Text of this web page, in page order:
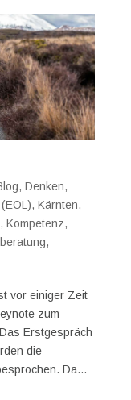
, Denken,
, Kärnten,
, Kompetenz,
,
vor einiger Zeit
zum
Erstgespräch
die
Da...